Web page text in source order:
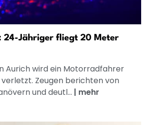
24-Jähriger fliegt 20 Meter
Aurich wird ein Motorradfahrer
Zeugen berichten von
und deutl... | mehr